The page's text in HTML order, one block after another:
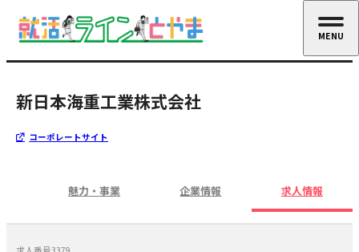
新日本海重工業株式会社
コーポレートサイト
魅力・事業 企業情報 求人情報
MENU